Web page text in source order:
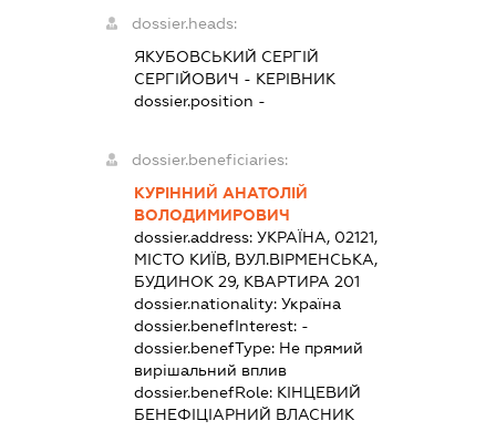
dossier.heads:
ЯКУБОВСЬКИЙ СЕРГІЙ
СЕРГІЙОВИЧ - КЕРІВНИК
dossier.position -
dossier.beneficiaries:
КУРІННИЙ АНАТОЛІЙ
ВОЛОДИМИРОВИЧ
dossier.address: УКРАЇНА, 02121,
МІСТО КИЇВ, ВУЛ.ВІРМЕНСЬКА,
БУДИНОК 29, КВАРТИРА 201
dossier.nationality: Україна
dossier.benefInterest: -
dossier.benefType: Не прямий
вирішальний вплив
dossier.benefRole: КІНЦЕВИЙ
БЕНЕФІЦІАРНИЙ ВЛАСНИК